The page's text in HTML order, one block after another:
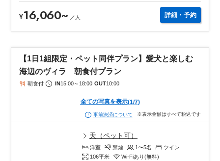
¥16,060~ ／ 人 詳細・予約
【1日1組限定・ペット同伴プラン】愛犬と楽しむ
海辺のヴィラ 朝食付プラン
朝食付 IN15:00～ 18:00 OUT10:00
全ての写真を表示(1/7)
事前決済について ※表示金額はすべて税込です
天（ペット可）
洋室 禁煙 1〜5名
ツイン
106平米 Wi-Fiあり(無料)